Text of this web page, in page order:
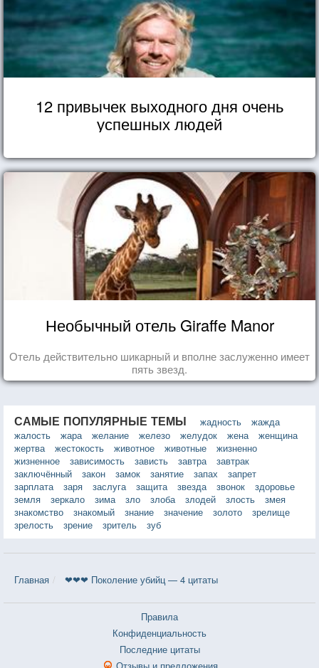
12 привычек выходного дня очень
успешных людей
Необычный отель Giraffe Manor
Отель действительно шикарный и вполне заслуженно имеет
пять звезд.
САМЫЕ ПОПУЛЯРНЫЕ ТЕМЫ жадность
жажда
жалость
жара желание железо желудок жена
женщина
жертва
жестокость животное животные
жизненно
жизненное
зависимость зависть завтра
завтрак
заключённый
закон замок занятие запах
запрет
зарплата
заря заслуга защита звезда звонок
здоровье
земля
зеркало зима зло злоба злодей злость
змея
знакомство
знакомый знание значение золото
зрелище
зрелость
зрение зритель зуб
Главная ❤❤❤ Поколение убийц — 4 цитаты
Правила
Конфиденциальность
Последние цитаты